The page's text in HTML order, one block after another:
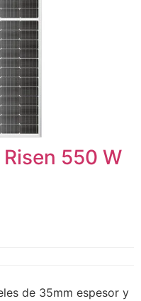
550 W
de 35mm espesor y